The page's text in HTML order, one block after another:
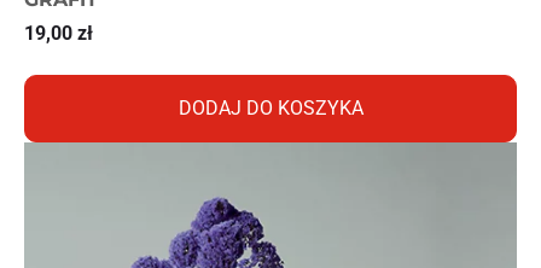
19,00 zł
DODAJ DO KOSZYKA